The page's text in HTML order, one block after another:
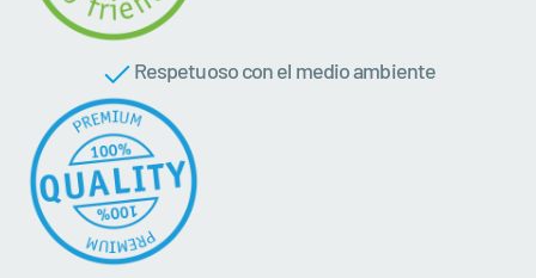
Respetuoso con el medio ambiente